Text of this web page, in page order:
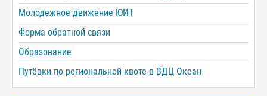
Молодежное движение ЮИТ
Форма обратной связи
Образование
Путёвки по региональной квоте в ВДЦ Океан